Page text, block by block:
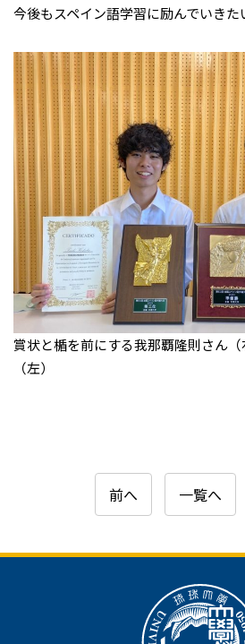
今後もスペイン語学習に励んでいきた
賞状と楯を前にする我那覇隆則さん
（左）
前へ 一覧へ